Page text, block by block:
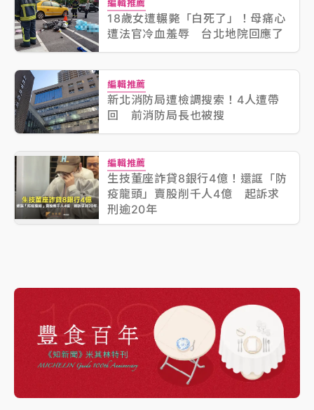
編輯推薦
18歲女遭輾斃「白死了」！母痛心
遭法官冷血羞辱 台北地院回應了
編輯推薦
新北消防局遭檢調搜索！4人遭帶
回 前消防局長也被搜
編輯推薦
生技董座詐貸8銀行4億！還誆「防
疫龍頭」賣股削千人4億 起訴求
刑逾20年